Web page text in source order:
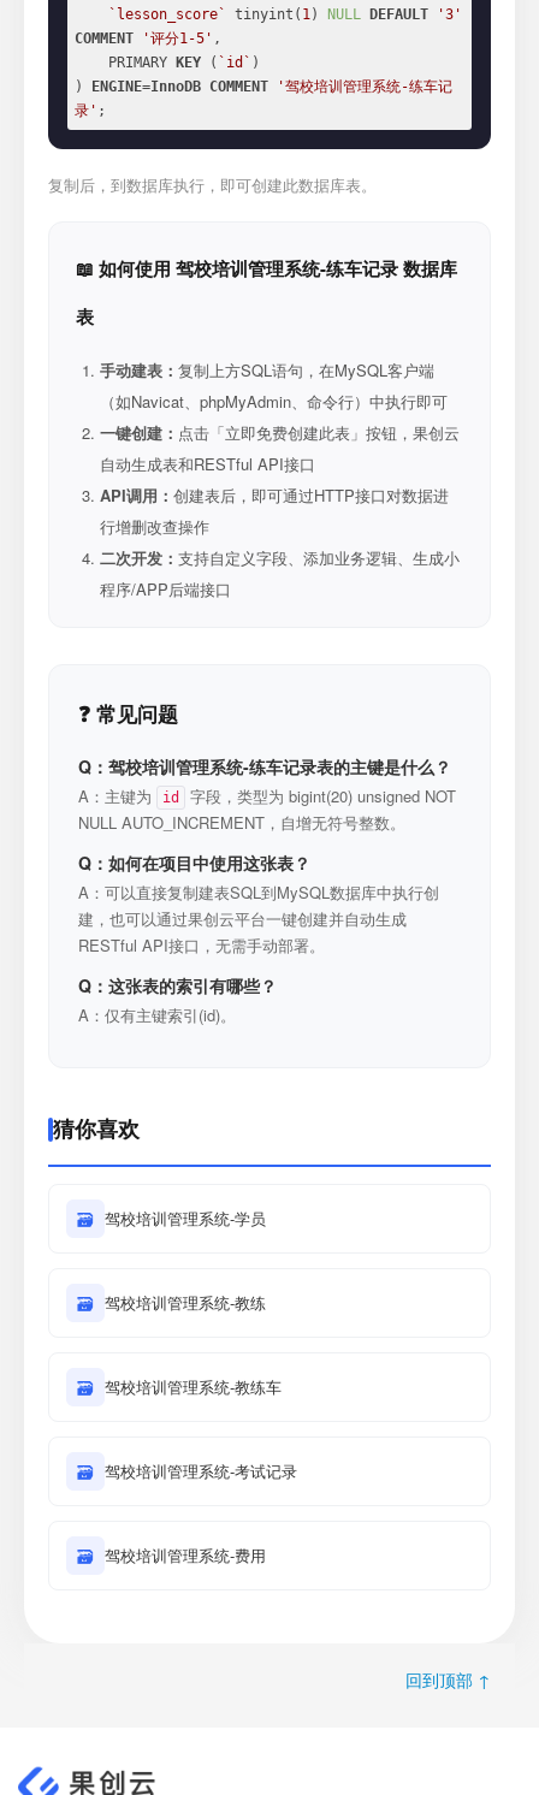
`lesson_score`
tinyint( 1) NULL DEFAULT
'3'
COMMENT
'评分1-5' ,
    PRIMARY
KEY ( `id` )
)
ENGINE=InnoDB COMMENT
'驾校培训管理系统-练车记
录' ;
复制后，到数据库执行，即可创建此数据库表。
📖 如何使用 驾校培训管理系统-练车记录 数据库
表
手动建表： 复制上方SQL语句，在MySQL客户端
（如Navicat、phpMyAdmin、命令行）中执行即可
一键创建： 点击「立即免费创建此表」按钮，果创云
自动生成表和RESTful API接口
API调用： 创建表后，即可通过HTTP接口对数据进
行增删改查操作
二次开发： 支持自定义字段、添加业务逻辑、生成小
程序/APP后端接口
❓ 常见问题
Q：驾校培训管理系统-练车记录表的主键是什么？
A：主键为 id
字段，类型为 bigint(20) unsigned NOT
NULL AUTO_INCREMENT，自增无符号整数。
Q：如何在项目中使用这张表？
A：可以直接复制建表SQL到MySQL数据库中执行创
建，也可以通过果创云平台一键创建并自动生成
RESTful API接口，无需手动部署。
Q：这张表的索引有哪些？
A：仅有主键索引(id)。
猜你喜欢
🗃 驾校培训管理系统-学员
🗃 驾校培训管理系统-教练
🗃 驾校培训管理系统-教练车
🗃 驾校培训管理系统-考试记录
🗃 驾校培训管理系统-费用
回到顶部 ↑